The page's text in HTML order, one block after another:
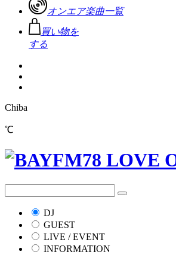
オンエア楽曲一覧
買い物を
する
Chiba
℃
DJ
GUEST
LIVE / EVENT
INFORMATION